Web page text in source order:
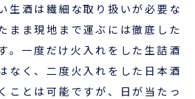
お問い合わせ
生酒は繊細な取り扱いが必要な
まま現地まで運ぶには徹底した
。一度だけ火入れをした生詰酒
なく、二度火入れをした日本酒
ことは可能ですが、日が当たっ